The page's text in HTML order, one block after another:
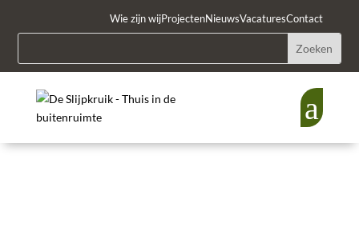
Wie zijn wijProjectenNieuwsVacaturesContact
a